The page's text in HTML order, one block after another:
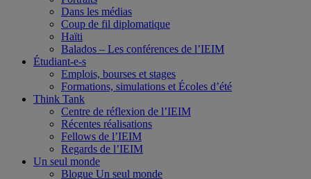
Dans les médias
Coup de fil diplomatique
Haïti
Balados – Les conférences de l’IEIM
Étudiant-e-s
Emplois, bourses et stages
Formations, simulations et Écoles d’été
Think Tank
Centre de réflexion de l’IEIM
Récentes réalisations
Fellows de l’IEIM
Regards de l’IEIM
Un seul monde
Blogue Un seul monde